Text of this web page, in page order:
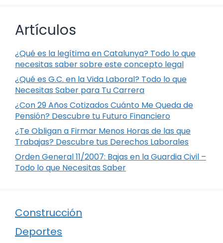
Artículos
¿Qué es la legítima en Catalunya? Todo lo que
necesitas saber sobre este concepto legal
¿Qué es G.C. en la Vida Laboral? Todo lo que
Necesitas Saber para Tu Carrera
¿Con 29 Años Cotizados Cuánto Me Queda de
Pensión? Descubre tu Futuro Financiero
¿Te Obligan a Firmar Menos Horas de las que
Trabajas? Descubre tus Derechos Laborales
Orden General 11/2007: Bajas en la Guardia Civil –
Todo lo que Necesitas Saber
Construcción
Deportes